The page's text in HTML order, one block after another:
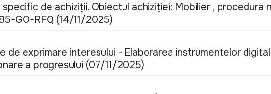
specific de achiziții. Obiectul achiziției: Mobilier , procedura
GO-RFQ (14/11/2025)
de exprimare interesului - Elaborarea instrumentelor
a progresului (07/11/2025)